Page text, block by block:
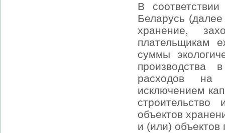
В
Беларусь
хранение,
плательщикам
суммы
производства
расходов на
исключением
объектов
и (или) объектов